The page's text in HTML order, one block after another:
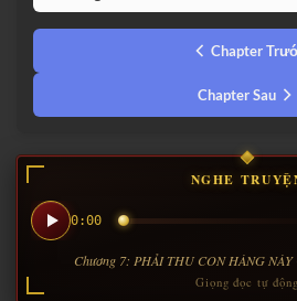
Chapter
Chapter Sau
NGHE
0:00
Chương 7: PHẢI THU CON HÀNG NÀY
Giọng đọc tự động